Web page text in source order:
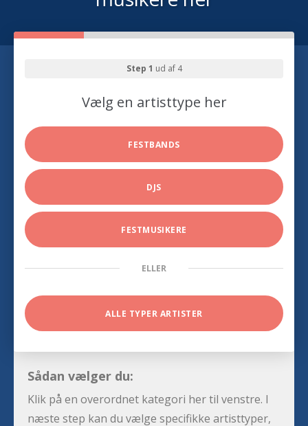
Step 1 ud af 4
Vælg en artisttype her
FESTBANDS
DJS
FESTMUSIKERE
ELLER
ALLE TYPER ARTISTER
Sådan vælger du:
Klik på en overordnet kategori her til venstre. I
næste step kan du vælge specifikke artisttyper,